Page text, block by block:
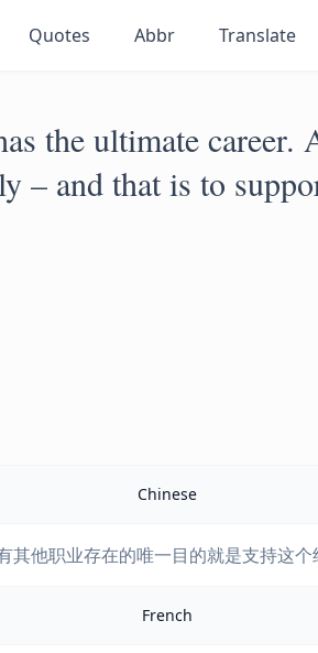
Quotes Abbr Translate
the ultimate career.
– and that is to
Chinese
他职业存在的唯一目的就是支持这个
French